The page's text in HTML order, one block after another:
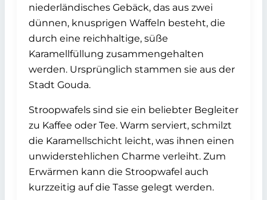
niederländisches Gebäck, das aus zwei
dünnen, knusprigen Waffeln besteht, die
durch eine reichhaltige, süße
Karamellfüllung zusammengehalten
werden. Ursprünglich stammen sie aus der
Stadt Gouda.
Stroopwafels sind sie ein beliebter Begleiter
zu Kaffee oder Tee. Warm serviert, schmilzt
die Karamellschicht leicht, was ihnen einen
unwiderstehlichen Charme verleiht. Zum
Erwärmen kann die Stroopwafel auch
kurzzeitig auf die Tasse gelegt werden.